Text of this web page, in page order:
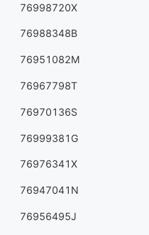
76998720X
76988348B
76951082M
76967798T
76970136S
76999381G
76976341X
76947041N
76956495J